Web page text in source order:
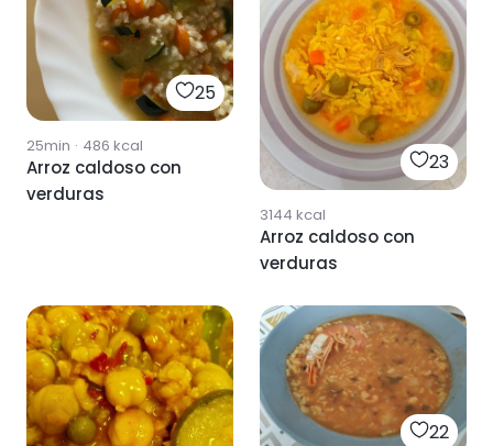
25
25min · 486 kcal
Arroz caldoso con
verduras
23
3144 kcal
Arroz caldoso con
verduras
22